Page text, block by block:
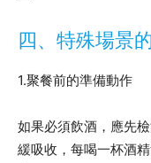
四、特殊場景
1.聚餐前的準備動作
如果必須飲酒，應先
緩吸收，每喝一杯酒